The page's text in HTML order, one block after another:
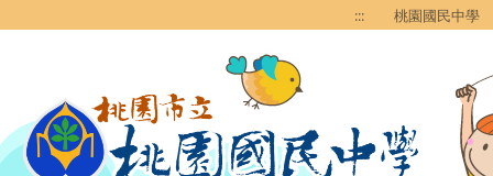
::: 桃園國民中學